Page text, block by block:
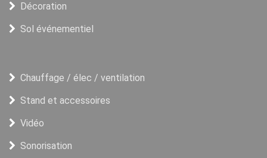
Décoration
Sol événementiel
Chauffage / élec / ventilation
Stand et accessoires
Vidéo
Sonorisation